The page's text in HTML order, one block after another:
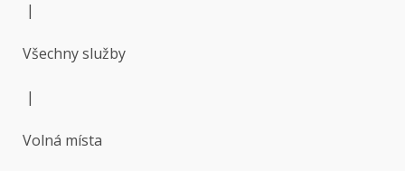
|
Všechny služby
|
Volná místa